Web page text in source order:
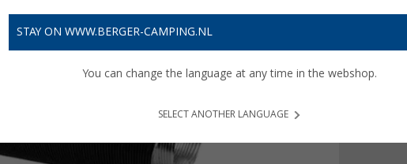
Prijzen
STAY ON WWW.BERGER-CAMPING.NL
You can change the language at any time in the webshop.
SELECT ANOTHER LANGUAGE